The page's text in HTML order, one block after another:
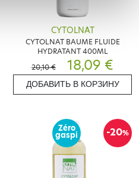
CYTOLNAT
CYTOLNAT BAUME FLUIDE
HYDRATANT 400ML
20,10 €
18,09 €
ДОБАВИТЬ В КОРЗИНУ
-20%
Zéro
gaspi